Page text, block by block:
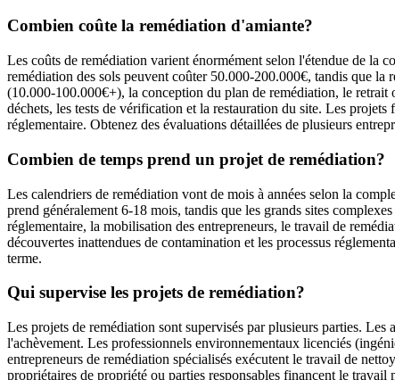
Combien coûte la remédiation d'amiante?
Les coûts de remédiation varient énormément selon l'étendue de la
remédiation des sols peuvent coûter 50.000-200.000€, tandis que
(10.000-100.000€+), la conception du plan de remédiation, le retrait
déchets, les tests de vérification et la restauration du site. Les projets
réglementaire. Obtenez des évaluations détaillées de plusieurs
Combien de temps prend un projet de remédiation?
Les calendriers de remédiation vont de mois à années selon la
prend généralement 6-18 mois, tandis que les grands sites
réglementaire, la mobilisation des entrepreneurs, le travail de
découvertes inattendues de contamination et les processus
terme.
Qui supervise les projets de remédiation?
Les projets de remédiation sont supervisés par plusieurs parties.
l'achèvement. Les professionnels environnementaux licenciés
entrepreneurs de remédiation spécialisés exécutent le travail de
propriétaires de propriété ou parties responsables financent le